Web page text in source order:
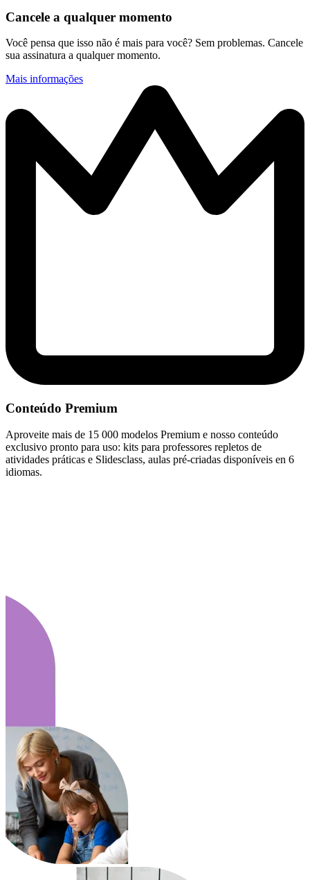
Cancele a qualquer momento
Você pensa que isso não é mais para você? Sem problemas. Cancele
sua assinatura a qualquer momento.
Mais informações
Conteúdo Premium
Aproveite mais de 15 000 modelos Premium e nosso conteúdo
exclusivo pronto para uso: kits para professores repletos de
atividades práticas e Slidesclass, aulas pré-criadas disponíveis en 6
idiomas.